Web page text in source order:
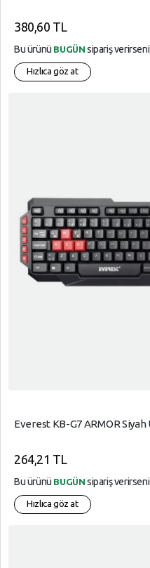
380,60 TL
Bu ürünü BUGÜN sipariş
Hızlıca göz at
Everest KB-G7 ARMOR
264,21 TL
Bu ürünü BUGÜN sipariş
Hızlıca göz at